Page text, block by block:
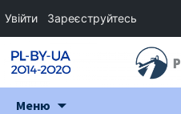
Меню
Увійти Зареєструйтесь